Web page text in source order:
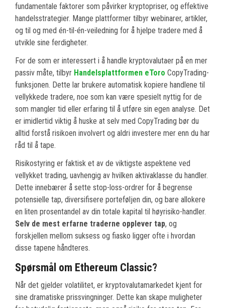
fundamentale faktorer som påvirker kryptopriser, og effektive
handelsstrategier. Mange plattformer tilbyr webinarer, artikler,
og til og med én-til-én-veiledning for å hjelpe tradere med å
utvikle sine ferdigheter.
For de som er interessert i å handle kryptovalutaer på en mer
passiv måte, tilbyr Handelsplattformen eToro CopyTrading-
funksjonen. Dette lar brukere automatisk kopiere handlene til
vellykkede tradere, noe som kan være spesielt nyttig for de
som mangler tid eller erfaring til å utføre sin egen analyse. Det
er imidlertid viktig å huske at selv med CopyTrading bør du
alltid forstå risikoen involvert og aldri investere mer enn du har
råd til å tape.
Risikostyring er faktisk et av de viktigste aspektene ved
vellykket trading, uavhengig av hvilken aktivaklasse du handler.
Dette innebærer å sette stop-loss-ordrer for å begrense
potensielle tap, diversifisere porteføljen din, og bare allokere
en liten prosentandel av din totale kapital til høyrisiko-handler.
Selv de mest erfarne traderne opplever tap, og
forskjellen mellom suksess og fiasko ligger ofte i hvordan
disse tapene håndteres.
Spørsmål om Ethereum Classic?
Når det gjelder volatilitet, er kryptovalutamarkedet kjent for
sine dramatiske prissvingninger. Dette kan skape muligheter